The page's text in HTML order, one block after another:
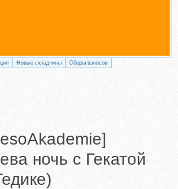
Новые складчины
Сборы взносов
ночь с Гекатой